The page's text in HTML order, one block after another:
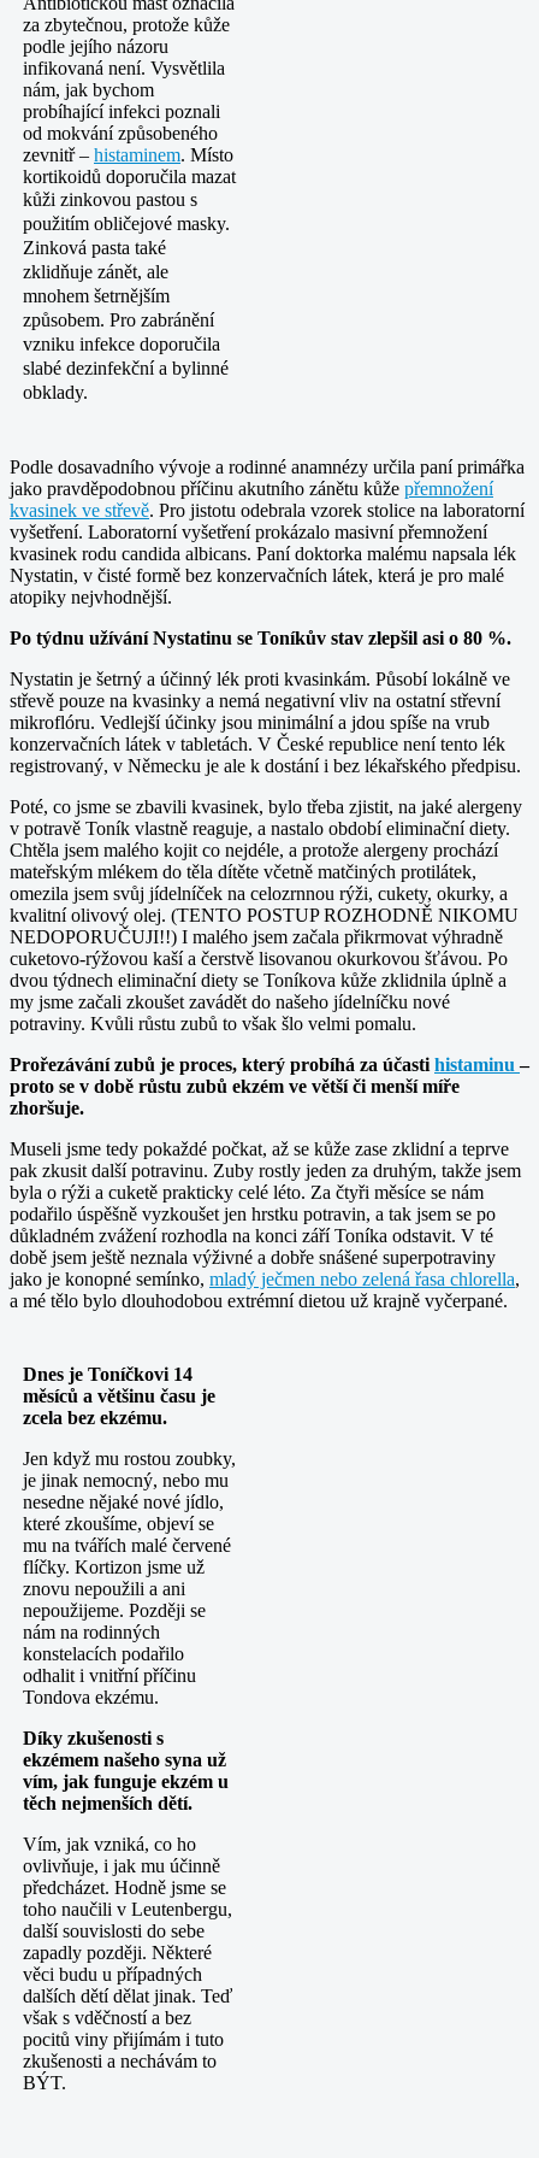
za zbytečnou, protože kůže
podle jejího názoru
infikovaná není. Vysvětlila
nám, jak bychom
probíhající infekci poznali
od mokvání způsobeného
zevnitř – histaminem. Místo
kortikoidů doporučila mazat
kůži zinkovou pastou s
použitím obličejové masky.
Zinková pasta také
zklidňuje zánět, ale
mnohem šetrnějším
způsobem. Pro zabránění
vzniku infekce doporučila
slabé dezinfekční a bylinné
obklady.
Podle dosavadního vývoje a rodinné anamnézy určila paní primářka
jako pravděpodobnou příčinu akutního zánětu kůže přemnožení
kvasinek ve střevě. Pro jistotu odebrala vzorek stolice na laboratorní
vyšetření. Laboratorní vyšetření prokázalo masivní přemnožení
kvasinek rodu candida albicans. Paní doktorka malému napsala lék
Nystatin, v čisté formě bez konzervačních látek, která je pro malé
atopiky nejvhodnější.
Po týdnu užívání Nystatinu se Toníkův stav zlepšil asi o 80 %.
Nystatin je šetrný a účinný lék proti kvasinkám. Působí lokálně ve
střevě pouze na kvasinky a nemá negativní vliv na ostatní střevní
mikroflóru. Vedlejší účinky jsou minimální a jdou spíše na vrub
konzervačních látek v tabletách. V České republice není tento lék
registrovaný, v Německu je ale k dostání i bez lékařského předpisu.
Poté, co jsme se zbavili kvasinek, bylo třeba zjistit, na jaké alergeny
v potravě Toník vlastně reaguje, a nastalo období eliminační diety.
Chtěla jsem malého kojit co nejdéle, a protože alergeny prochází
mateřským mlékem do těla dítěte včetně matčiných protilátek,
omezila jsem svůj jídelníček na celozrnnou rýži, cukety, okurky, a
kvalitní olivový olej. (TENTO POSTUP ROZHODNĚ NIKOMU
NEDOPORUČUJI!!) I malého jsem začala přikrmovat výhradně
cuketovo-rýžovou kaší a čerstvě lisovanou okurkovou šťávou. Po
dvou týdnech eliminační diety se Toníkova kůže zklidnila úplně a
my jsme začali zkoušet zavádět do našeho jídelníčku nové
potraviny. Kvůli růstu zubů to však šlo velmi pomalu.
Prořezávání zubů je proces, který probíhá za účasti histaminu–
proto se v době růstu zubů ekzém ve větší či menší míře
zhoršuje.
Museli jsme tedy pokaždé počkat, až se kůže zase zklidní a teprve
pak zkusit další potravinu. Zuby rostly jeden za druhým, takže jsem
byla o rýži a cuketě prakticky celé léto. Za čtyři měsíce se nám
podařilo úspěšně vyzkoušet jen hrstku potravin, a tak jsem se po
důkladném zvážení rozhodla na konci září Toníka odstavit. V té
době jsem ještě neznala výživné a dobře snášené superpotraviny
jako je konopné semínko, mladý ječmen nebo zelená řasa chlorella,
a mé tělo bylo dlouhodobou extrémní dietou už krajně vyčerpané.
Dnes je Toníčkovi 14
měsíců a většinu času je
zcela bez ekzému.
Jen když mu rostou zoubky,
je jinak nemocný, nebo mu
nesedne nějaké nové jídlo,
které zkoušíme, objeví se
mu na tvářích malé červené
flíčky. Kortizon jsme už
znovu nepoužili a ani
nepoužijeme. Později se
nám na rodinných
konstelacích podařilo
odhalit i vnitřní příčinu
Tondova ekzému.
Díky zkušenosti s
ekzémem našeho syna už
vím, jak funguje ekzém u
těch nejmenších dětí.
Vím, jak vzniká, co ho
ovlivňuje, i jak mu účinně
předcházet. Hodně jsme se
toho naučili v Leutenbergu,
další souvislosti do sebe
zapadly později. Některé
věci budu u případných
dalších dětí dělat jinak. Teď
však s vděčností a bez
pocitů viny přijímám i tuto
zkušenosti a nechávám to
BÝT.